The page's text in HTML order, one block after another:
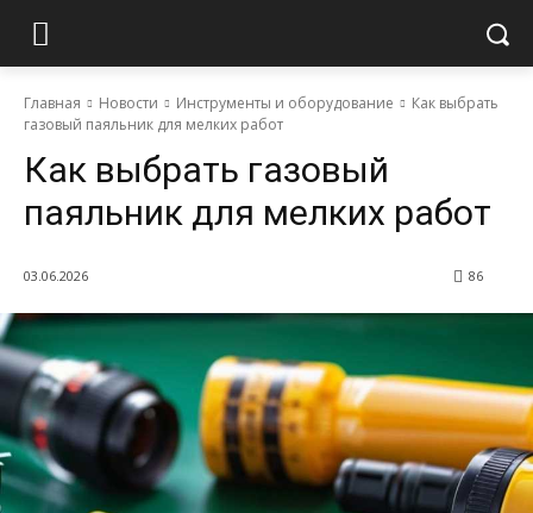
Главная Новости Инструменты и оборудование
Как выбрать
газовый паяльник для мелких работ
Как выбрать газовый
паяльник для мелких работ
03.06.2026 86